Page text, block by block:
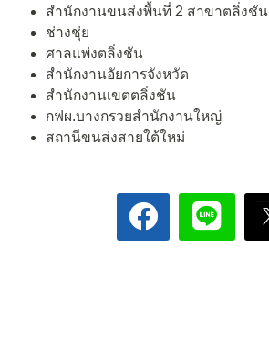
สำนักงานขนส่งพื้นที่ 2 สาขาตลิ่งชัน
ช่างชุ่ย
ศาลแพ่งตลิ่งชัน
สำนักงานอัยการจังหวัด
สำนักงานเขตตลิ่งชัน
กฟผ.บางกรวยสำนักงานใหญ่
สถานีขนส่งสายใต้ใหม่